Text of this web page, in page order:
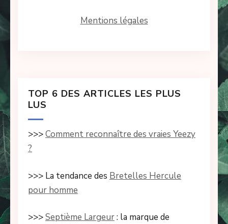
Mentions légales
TOP 6 DES ARTICLES LES PLUS
LUS
>>>Comment reconnaître des vraies Yeezy
?
>>> La tendance des Bretelles Hercule
pour homme
>>>Septième Largeur: la marque de